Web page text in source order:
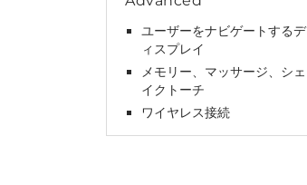
ユーザーをナビゲートするデ
ィスプレイ
メモリー、マッサージ、シェ
イクトーチ
ワイヤレス接続